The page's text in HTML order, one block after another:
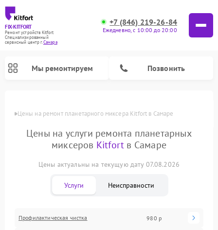
FIX-KITFORT
Ремонт устройств Kitfort
Специализированный
cервисный центр г.Самара
+7 (846) 219-26-84
Ежедневно, с 10:00 до 20:00
Мы ремонтируем Позвонить
Цены на ремонт планетарного миксера Kitfort в Самаре
Цены на услуги ремонта планетарных
миксеров Kitfort в Самаре
Цены актуальны на текущую дату 07.08.2026
Услуги Неисправности
Профилактическая чистка 980 р